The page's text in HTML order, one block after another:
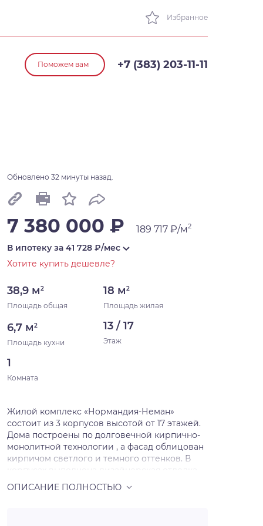
Избранное
Поможем вам +7 (383) 203-11-11
Обновлено 32 минуты назад.
7 380 000 ₽ 189 717 ₽/м2
В ипотеку за 41 728 ₽/мес
Хотите купить дешевле?
38,9 м2
Площадь общая
18 м2
Площадь жилая
6,7 м2
Площадь кухни
13 / 17
Этаж
1
Комната
Жилой комплекс «Нормандия-Неман»
состоит из 3 корпусов высотой от 17 этажей.
Дома построены по долговечной кирпично-
монолитной технологии , а фасад облицован
кирпичом светлого и темного оттенков. В
входных групп и установлены современные
лифты. В комплексе «Нормандия-Неман»